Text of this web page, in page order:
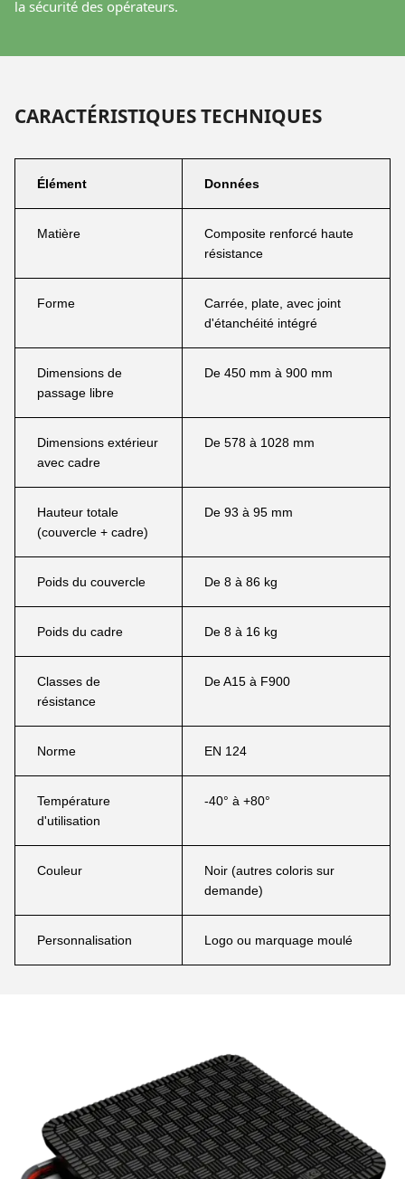
la sécurité des opérateurs.
CARACTÉRISTIQUES TECHNIQUES
Élément Données
Matière
Composite renforcé haute
résistance
Forme
Carrée, plate, avec joint
d'étanchéité intégré
Dimensions de
passage libre
De 450 mm à 900 mm
Dimensions extérieur
avec cadre
De 578 à 1028 mm
Hauteur totale
(couvercle + cadre)
De 93 à 95 mm
Poids du couvercle De 8 à 86 kg
Poids du cadre De 8 à 16 kg
Classes de
résistance
De A15 à F900
Norme EN 124
Température
d'utilisation
-40° à +80°
Couleur
Noir (autres coloris sur
demande)
Personnalisation Logo ou marquage moulé